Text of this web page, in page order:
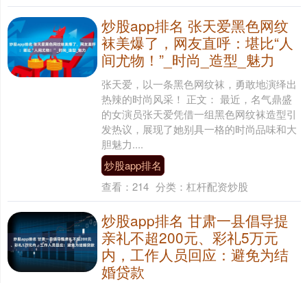
炒股app排名 张天爱黑色网纹
袜美爆了，网友直呼：堪比“人
间尤物！”_时尚_造型_魅力
张天爱，以一条黑色网纹袜，勇敢地演绎出
热辣的时尚风采！ 正文： 最近，名气鼎盛
的女演员张天爱凭借一组黑色网纹袜造型引
发热议，展现了她别具一格的时尚品味和大
胆魅力....
炒股app排名
查看： 214 分类： 杠杆配资炒股
炒股app排名 甘肃一县倡导提
亲礼不超200元、彩礼5万元
内，工作人员回应：避免为结
婚贷款